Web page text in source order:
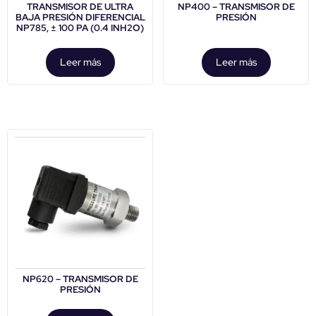
TRANSMISOR DE ULTRA
BAJA PRESIÓN DIFERENCIAL
NP785, ± 100 PA (0.4 INH2O)
Leer más
NP400 – TRANSMISOR DE
PRESIÓN
Leer más
NP620 – TRANSMISOR DE
PRESIÓN